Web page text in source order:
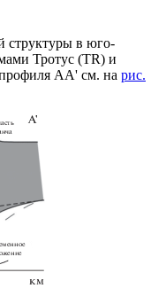
структуры в юго-
Тротус (TR) и
АА' см. на рис.